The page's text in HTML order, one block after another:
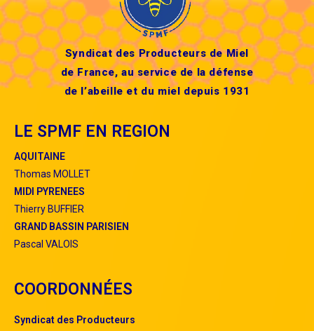
Syndicat des Producteurs de Miel
de France, au service de la défense
de l’abeille et du miel depuis 1931
LE SPMF EN REGION
AQUITAINE
Thomas MOLLET
MIDI PYRENEES
Thierry BUFFIER
GRAND BASSIN PARISIEN
Pascal VALOIS
COORDONNÉES
Syndicat des Producteurs